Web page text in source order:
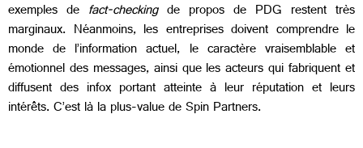
exemples de fact-checkingde propos de PDG restent très
marginaux. Néanmoins, les entreprises doivent comprendre le
monde de l’information actuel, le caractère vraisemblable et
émotionnel des messages, ainsi que les acteurs qui fabriquent et
diffusent des infox portant atteinte à leur réputation et leurs
intérêts. C’est là la plus-value de Spin Partners.